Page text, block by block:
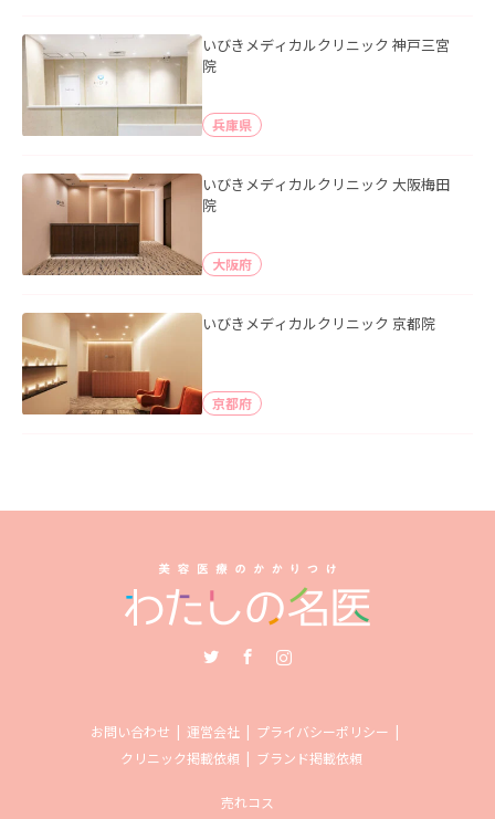
いびきメディカルクリニック 神戸三宮
院
兵庫県
いびきメディカルクリニック 大阪梅田
院
大阪府
いびきメディカルクリニック 京都院
京都府
お問い合わせ 運営会社
プライバシーポリシー
クリニック掲載依頼
ブランド掲載依頼
売れコス